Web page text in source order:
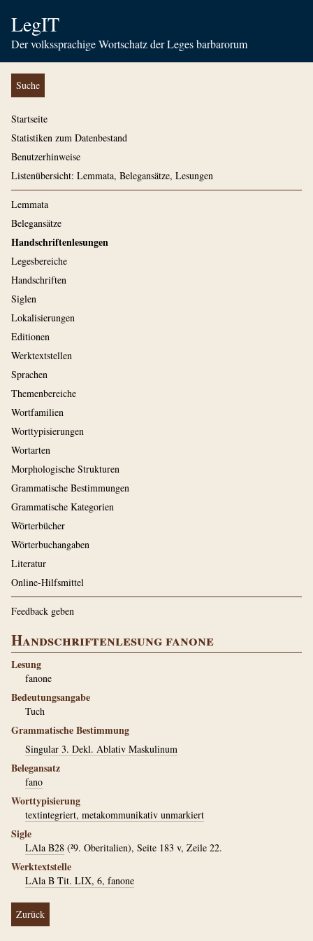
LegIT
Der volkssprachige Wortschatz der Leges barbarorum
Suche
Startseite
Statistiken zum Datenbestand
Benutzerhinweise
Listenübersicht: Lemmata, Belegansätze, Lesungen
Lemmata
Belegansätze
Handschriftenlesungen
Legesbereiche
Handschriften
Siglen
Lokalisierungen
Editionen
Werktextstellen
Sprachen
Themenbereiche
Wortfamilien
Worttypisierungen
Wortarten
Morphologische Strukturen
Grammatische Bestimmungen
Grammatische Kategorien
Wörterbücher
Wörterbuchangaben
Literatur
Online-Hilfsmittel
Feedback geben
Handschriftenlesung fanone
Lesung
fanone
Bedeutungsangabe
Tuch
Grammatische Bestimmung
Singular 3. Dekl. Ablativ Maskulinum
Belegansatz
fano
Worttypisierung
textintegriert, metakommunikativ unmarkiert
Sigle
LAla B28 (²9. Oberitalien), Seite 183 v, Zeile 22.
Werktextstelle
LAla B Tit. LIX, 6, fanone
Zurück